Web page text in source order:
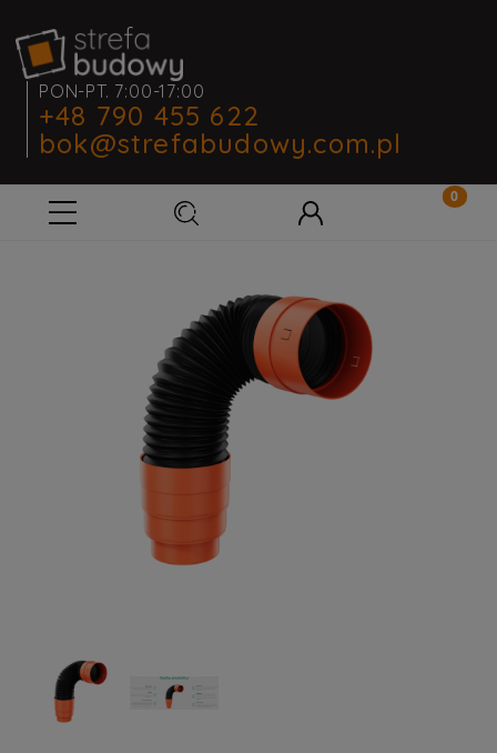
PON-PT. 7:00-17:00
+48 790 455 622
bok@strefabudowy.com.pl